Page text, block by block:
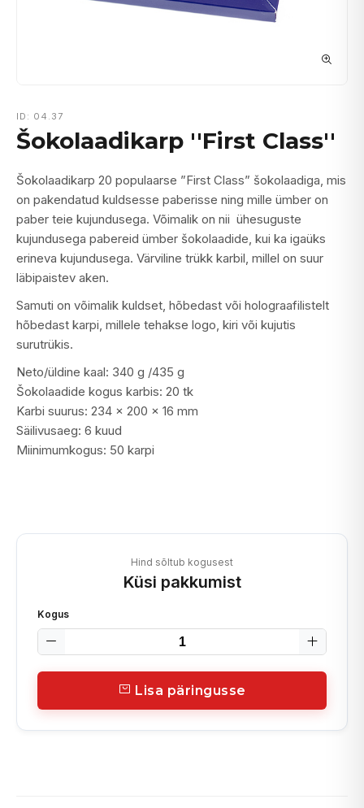
ID: 04.37
Šokolaadikarp ''First Class''
Šokolaadikarp 20 populaarse ”First Class” šokolaadiga, mis
on pakendatud kuldsesse paberisse ning mille ümber on
paber teie kujundusega. Võimalik on nii ühesuguste
kujundusega pabereid ümber šokolaadide, kui ka igaüks
erineva kujundusega. Värviline trükk karbil, millel on suur
läbipaistev aken.
Samuti on võimalik kuldset, hõbedast või holograafilistelt
hõbedast karpi, millele tehakse logo, kiri või kujutis
surutrükis.
Neto/üldine kaal: 340 g /435 g
Šokolaadide kogus karbis: 20 tk
Karbi suurus: 234 x 200 x 16 mm
Säilivusaeg: 6 kuud
Miinimumkogus: 50 karpi
Hind sõltub kogusest
Küsi pakkumist
Kogus
Lisa päringusse